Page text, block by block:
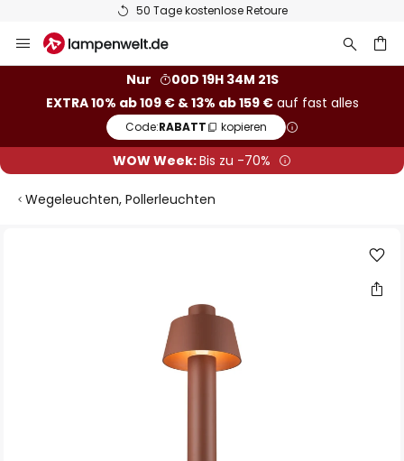
50 Tage kostenlose Retoure
Inhalt
Nur
00D 19H 34M 21S
EXTRA 10% ab 109 € & 13% ab 159 €auf fast alles
Code:RABATT kopieren
WOW Week:Bis zu -70%
Wegeleuchten, Pollerleuchten